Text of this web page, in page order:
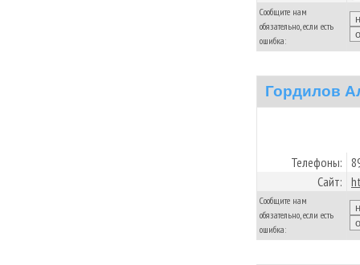
Сообщите нам
обязательно, если есть
ошибка:
Гордилов
Телефоны:
Сайт:
Сообщите нам
обязательно, если есть
ошибка: